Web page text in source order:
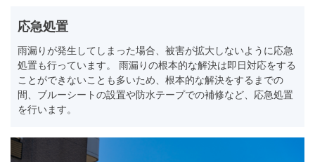
応急処置
雨漏りが発生してしまった場合、被害が拡大しないように応急
処置も行っています。 雨漏りの根本的な解決は即日対応をする
ことができないことも多いため、根本的な解決をするまでの
間、ブルーシートの設置や防水テープでの補修など、応急処置
を行います。